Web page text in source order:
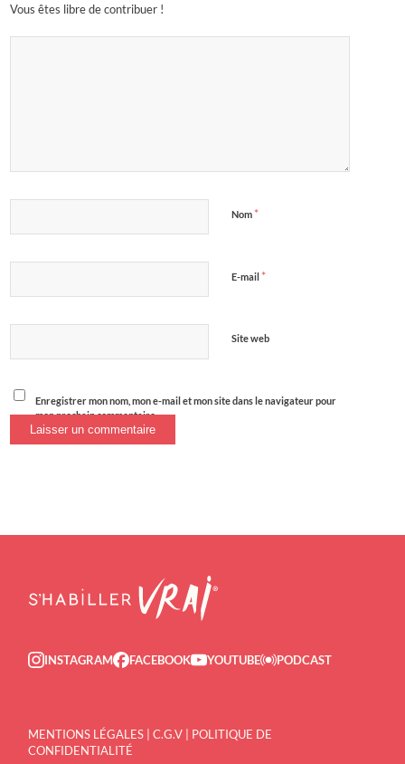
Vous êtes libre de contribuer !
Nom *
E-mail *
Site web
Enregistrer mon nom, mon e-mail et mon site dans le navigateur pour
mon prochain commentaire.
MENTIONS LÉGALES |C.G.V | POLITIQUE DE
CONFIDENTIALITÉ
INSTAGRAM FACEBOOK YOUTUBE PODCAST